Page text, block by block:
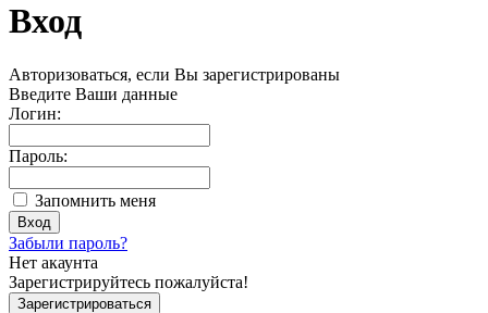
Вход
Авторизоваться, если Вы зарегистрированы
Введите Ваши данные
Логин:
Пароль:
Запомнить меня
Забыли пароль?
Нет акаунта
Зарегистрируйтесь пожалуйста!